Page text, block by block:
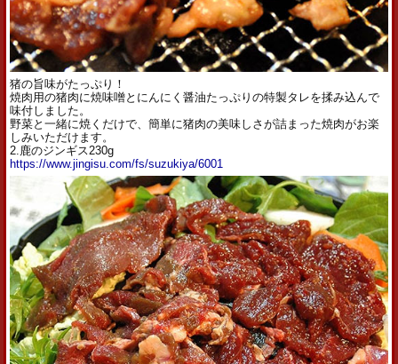
猪の旨味がたっぷり！
焼肉用の猪肉に焼味噌とにんにく醤油たっぷりの特製タレを揉み込んで
味付しました。
野菜と一緒に焼くだけで、簡単に猪肉の美味しさが詰まった焼肉がお楽
しみいただけます。
2.鹿のジンギス230g
https://www.jingisu.com/fs/suzukiya/6001